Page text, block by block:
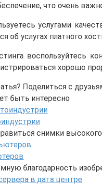
что очень
услугами
об услугах платного
воспользуйтесь
хорошо
Поделиться с
быть интересно
снимки
благодарность